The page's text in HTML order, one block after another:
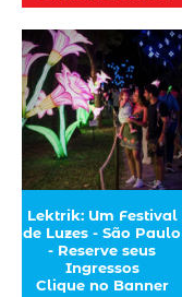
Lektrik: Um Festival
de Luzes - São Paulo
- Reserve seus
Ingressos
Clique no Banner